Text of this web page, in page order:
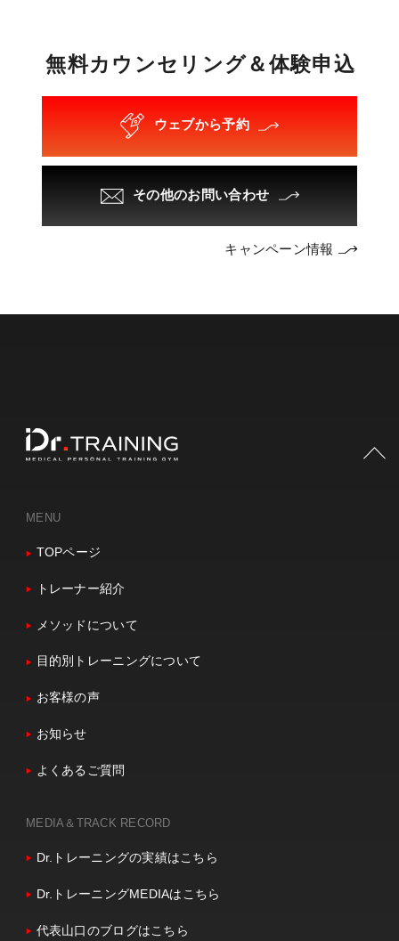
無料カ ウ ンセ リ ング＆体験申込
ウェブから予約
その他のお問い合わせ
キャンペーン情報
MENU
TOPページ
トレーナー紹介
メソッドについて
目的別トレーニングについて
お客様の声
お知らせ
よくあるご質問
MEDIA＆TRACK RECORD
Dr.トレーニングの実績はこちら
Dr.トレーニングMEDIAはこちら
代表山口のブログはこちら
よくあるご質問